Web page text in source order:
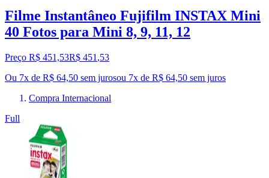
Filme Instantâneo Fujifilm INSTAX Mini
40 Fotos para Mini 8, 9, 11, 12
Preço R$ 451,53R$ 451 ,53
Ou 7x de R$ 64,50 sem jurosou 7x de R$ 64,50 sem juros
Compra Internacional
Full